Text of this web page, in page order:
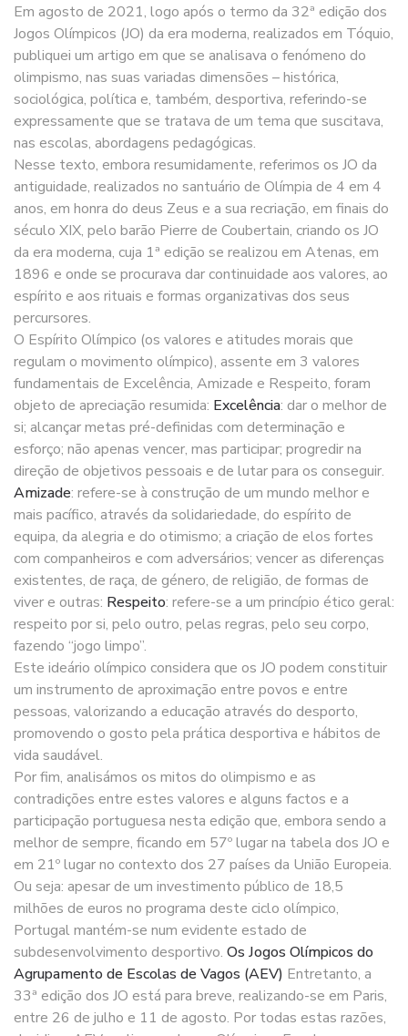
Em agosto de 2021, logo após o termo da 32ª edição dos
Jogos Olímpicos (JO) da era moderna, realizados em Tóquio,
publiquei um artigo em que se analisava o fenómeno do
olimpismo, nas suas variadas dimensões – histórica,
sociológica, política e, também, desportiva, referindo-se
expressamente que se tratava de um tema que suscitava,
nas escolas, abordagens pedagógicas.
Nesse texto, embora resumidamente, referimos os JO da
antiguidade, realizados no santuário de Olímpia de 4 em 4
anos, em honra do deus Zeus e a sua recriação, em finais do
século XIX, pelo barão Pierre de Coubertain, criando os JO
da era moderna, cuja 1ª edição se realizou em Atenas, em
1896 e onde se procurava dar continuidade aos valores, ao
espírito e aos rituais e formas organizativas dos seus
percursores.
O Espírito Olímpico (os valores e atitudes morais que
regulam o movimento olímpico), assente em 3 valores
fundamentais de Excelência, Amizade e Respeito, foram
objeto de apreciação resumida: Excelência: dar o melhor de
si; alcançar metas pré-definidas com determinação e
esforço; não apenas vencer, mas participar; progredir na
direção de objetivos pessoais e de lutar para os conseguir.
Amizade: refere-se à construção de um mundo melhor e
mais pacífico, através da solidariedade, do espírito de
equipa, da alegria e do otimismo; a criação de elos fortes
com companheiros e com adversários; vencer as diferenças
existentes, de raça, de género, de religião, de formas de
viver e outras: Respeito: refere-se a um princípio ético geral:
respeito por si, pelo outro, pelas regras, pelo seu corpo,
fazendo “jogo limpo”.
Este ideário olímpico considera que os JO podem constituir
um instrumento de aproximação entre povos e entre
pessoas, valorizando a educação através do desporto,
promovendo o gosto pela prática desportiva e hábitos de
vida saudável.
Por fim, analisámos os mitos do olimpismo e as
contradições entre estes valores e alguns factos e a
participação portuguesa nesta edição que, embora sendo a
melhor de sempre, ficando em 57º lugar na tabela dos JO e
em 21º lugar no contexto dos 27 países da União Europeia.
Ou seja: apesar de um investimento público de 18,5
milhões de euros no programa deste ciclo olímpico,
Portugal mantém-se num evidente estado de
subdesenvolvimento desportivo. Os Jogos Olímpicos do
Agrupamento de Escolas de Vagos (AEV) Entretanto, a
33ª edição dos JO está para breve, realizando-se em Paris,
entre 26 de julho e 11 de agosto. Por todas estas razões,